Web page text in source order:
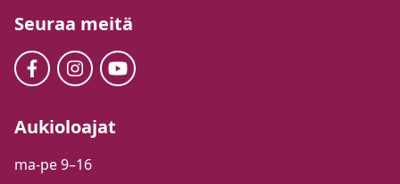
Seuraa meitä
Aukioloajat
ma-pe 9–16